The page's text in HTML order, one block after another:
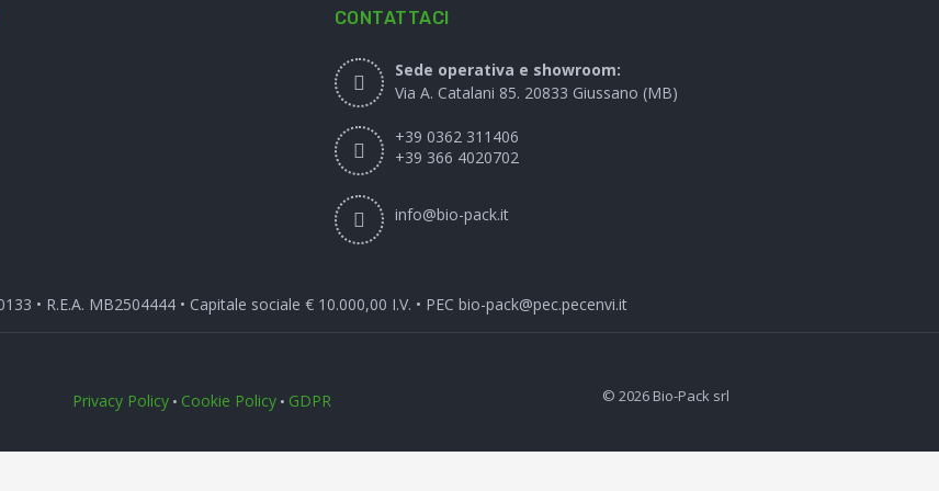
CONTATTACI
Sede operativa e showroom:
Via A. Catalani 85. 20833 Giussano (MB)
+39 0362 311406
+39 366 4020702
info@bio-pack.it
• R.E.A. MB2504444 • Capitale sociale € 10.000,00 I.V. • PEC bio-pack@pec.pecenvi.it
Privacy Policy• Cookie Policy• GDPR © 2026 Bio-Pack srl